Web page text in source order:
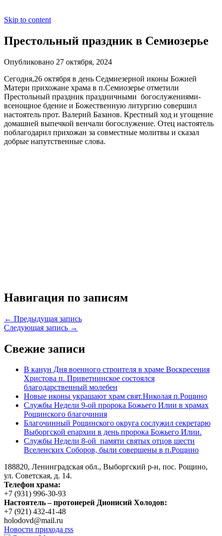
Skip to content
Престольный праздник в Семиозерье
Опубликовано 27 октября, 2024
Сегодня,26 октября в день Седмиезерной иконы Божией
Матери прихожане храма в п.Семиозерье отметили
Престольный праздник праздничными богослужениями-
всенощное бдение и Божественную литургию совершил
настоятель прот. Валерий Базанов. Крестный ход и угощение
домашней выпечкой венчали богослужение. Отец настоятель
поблагодарил прихожан за совместные молитвы и сказал
добрые напутственные слова.
Навигация по записям
← Предыдущая запись
Следующая запись →
Свежие записи
В канун Дня военного строителя в храме Воскресения
Христова п. Приветнинское состоялся
благодарственный молебен
Новые иконы украшают храм свят.Николая п.Рощино
Службы Недели 9-ой пророка Божьего Илии в храмах
Рощинского благочиния
Благочинный Рощинского округа сослужил секретарю
Выборгской епархии в день пророка Божьего Илии.
Службы Недели 8-ой памяти святых отцов шести
Вселенских Соборов, были совершены в п.Рощино
188820, Ленинградская обл., Выборгский р-н, пос. Рощино,
ул. Советская, д. 14.
Телефон храма:
+7 (931) 996-30-93
Настоятель – протоиерей Дионисий Холодов:
+7 (921) 432-41-48
holodovd@mail.ru
Новости прихода rss